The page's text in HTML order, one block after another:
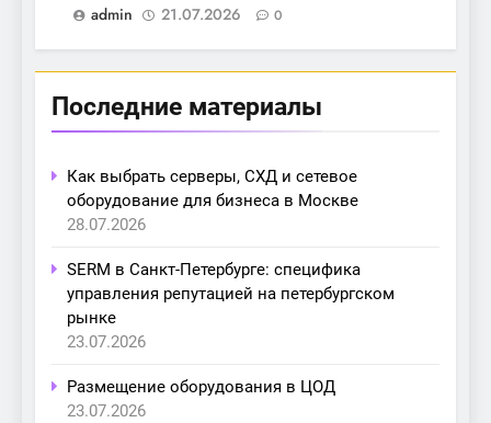
admin
21.07.2026 0
Последние материалы
Как выбрать серверы, СХД и сетевое
оборудование для бизнеса в Москве
28.07.2026
SERM в Санкт-Петербурге: специфика
управления репутацией на петербургском
рынке
23.07.2026
Размещение оборудования в ЦОД
23.07.2026